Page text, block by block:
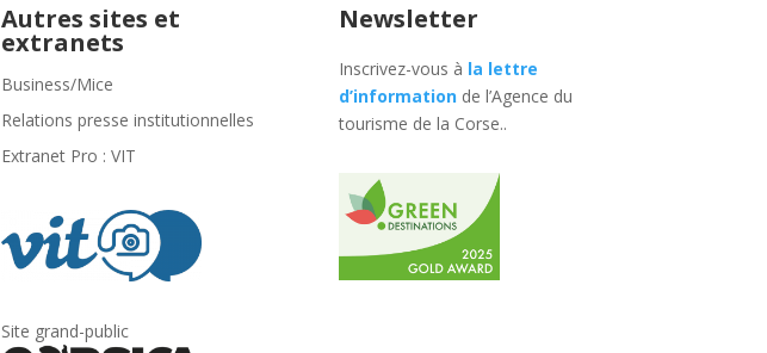
Autres sites et
extranets
Business/Mice
Relations presse institutionnelles
Extranet Pro : VIT
Site grand-public
Newsletter
Inscrivez-vous à la lettre
d’information de l’Agence du
tourisme de la Corse..